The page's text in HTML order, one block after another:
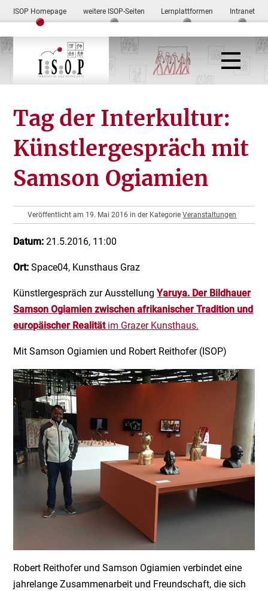
ISOP Homepage weitere ISOP-Seiten Lernplattformen Intranet
Tag der Interkultur:
Künstlergespräch mit
Samson Ogiamien
Veröffentlicht am 19. Mai 2016 in der KategorieVeranstaltungen
Datum: 21.5.2016, 11:00
Ort: Space04, Kunsthaus Graz
Künstlergespräch zur AusstellungYaruya. Der Bildhauer
Samson Ogiamien zwischen afrikanischer Tradition und
europäischer Realität im Grazer Kunsthaus.
Mit Samson Ogiamien und Robert Reithofer (ISOP)
Robert Reithofer und Samson Ogiamien verbindet eine
jahrelange Zusammenarbeit und Freundschaft, die sich